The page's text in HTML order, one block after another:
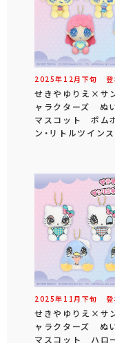
2025年 12 月 下旬 登
せきやゆりえ×サ
ャラクターズ ぬ
マスコット ポム
ン・リトルツイン
2025年 11 月 下旬 登
せきやゆりえ×サ
ャラクターズ ぬ
マスコット ハロ